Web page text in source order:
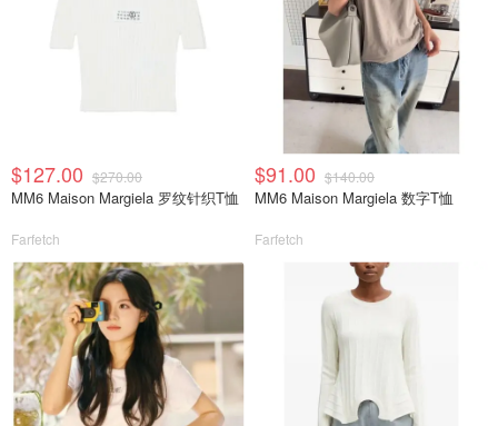
$127.00 $270.00
MM6 Maison Margiela 罗纹针织T恤
Farfetch
$91.00 $140.00
MM6 Maison Margiela 数字T恤
Farfetch